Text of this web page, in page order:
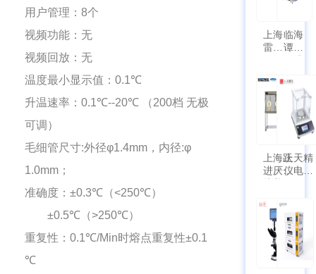
用户管理： 8个
视频功能：无
视频回放：无
温度最小显示值： 0.1℃
升温速率： 0.1℃--20℃ （200档 无极
可调）
毛细管尺寸:外径φ1.4mm ，内径:φ
1.0mm ；
准确度：±0.3℃（<250℃）
±0.5℃（>250℃）
重复性： 0.1℃/Min时熔点重复性±0.1
℃
上海
雷磁
符合
新国
标带
功能
临海
谭氏
干式
泵
SPL-
10
上海跃
进厌氧
培养箱
III-T
上天精
仪电子
带审计
追踪功
能